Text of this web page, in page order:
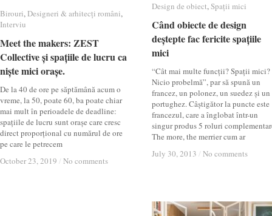
Birouri,Designeri & arhitecți români,
Interviu
Meet the makers: ZEST
Collective și spațiile de lucru ca
niște mici orașe.
De la 40 de ore pe săptămână acum o
vreme, la 50, poate 60, ba poate chiar
mai mult în perioadele de deadline:
spațiile de lucru sunt orașe care cresc
direct proporțional cu numărul de ore
pe care le petrecem
October 23, 2019 / No comments
Birouri Designeri & arhitecți români
Interviu
Meet the makers: ZEST
Collective și spațiile de lucru ca
niște mici orașe.
October 23, 2019 / No comments
Design de obiect,Spații mici
Când obiecte de design
deștepte fac fericite spațiile
mici
“Cât mai multe funcții? Spații mici?
Nicio probelmă”, par să spună un
francez, un polonez, un suedez și un
portughez. Câștigător la puncte este
francezul, care a înglobat într-un
singur produs 5 roluri
The more, the merrier cum ar
July 30, 2013 / No comments
Design de obiect Spații mici
Când obiecte de design
deștepte fac fericite spațiile
mici
July 30, 2013 / No comments